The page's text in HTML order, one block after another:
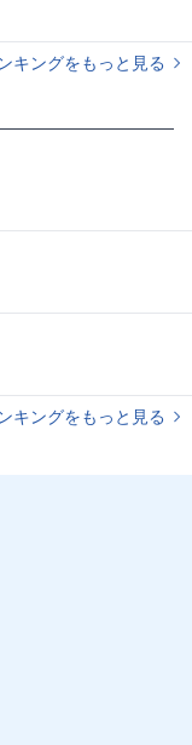
キングをもっと見る
キングをもっと見る